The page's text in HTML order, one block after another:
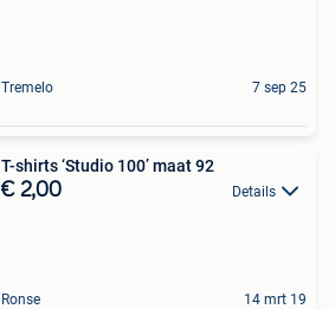
Tremelo 7 sep 25
T-shirts ‘Studio 100’ maat 92
€ 2,00 Details
Ronse 14 mrt 19